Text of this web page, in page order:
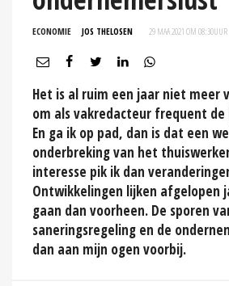
ECONOMIE JOS THELOSEN 29 MAA 2021 OM 08:30UUR
Het is al ruim een jaar niet meer
om als vakredacteur frequent
En ga ik op pad, dan is dat een
onderbreking van het
interesse pik ik dan
Ontwikkelingen lijken afgelopen
gaan dan voorheen. De sporen
saneringsregeling en de
dan aan mijn ogen voorbij.